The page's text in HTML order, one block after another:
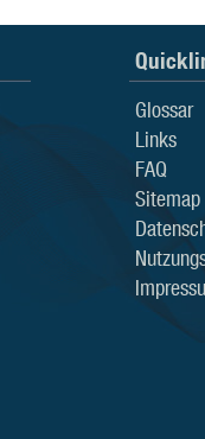
Glossar
Links
FAQ
Sitemap